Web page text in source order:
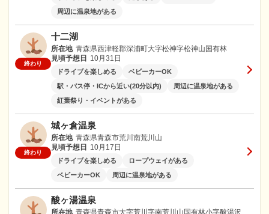
周辺に温泉地がある
終わり
十二湖
所在地 青森県西津軽郡深浦町大字松神字松神山国有林
見頃予想日
10月31日
ドライブを楽しめる
ベビーカーOK
駅・バス停・ICから近い(20分以内)
周辺に温泉地がある
紅葉祭り・イベントがある
終わり
城ヶ倉温泉
所在地 青森県青森市荒川南荒川山
見頃予想日
10月17日
ドライブを楽しめる
ロープウェイがある
ベビーカーOK
周辺に温泉地がある
酸ヶ湯温泉
所在地 青森県青森市大字荒川字南荒川山国有林小字酸湯沢